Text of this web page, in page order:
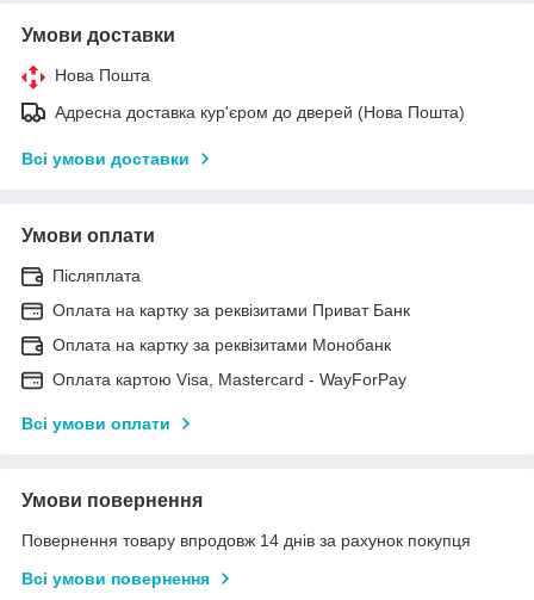
Умови доставки
Нова Пошта
Адресна доставка кур'єром до дверей (Нова Пошта)
Всі умови доставки
Умови оплати
Післяплата
Оплата на картку за реквізитами Приват Банк
Оплата на картку за реквізитами Монобанк
Оплата картою Visa, Mastercard - WayForPay
Всі умови оплати
Умови повернення
Повернення товару впродовж 14 днів за рахунок покупця
Всі умови повернення